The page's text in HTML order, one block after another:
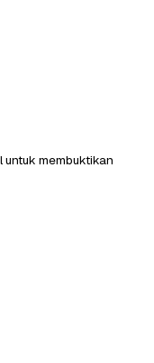
untuk membuktikan